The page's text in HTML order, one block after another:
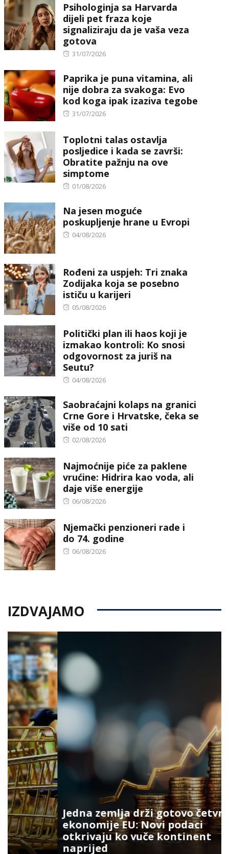
Psihologinja sa Harvarda
dijeli pet fraza koje
signaliziraju da je vaša veza
gotova
Posted
31/07/2026
Paprika je puna vitamina, ali
nije dobra za svakoga: Evo
kod koga ipak izaziva tegobe
Posted
31/07/2026
Toplotni talas ostavlja
posljedice i kada se završi:
Obratite pažnju na ove
simptome
Posted
01/08/2026
Na jesen moguće
poskupljenje hrane u Evropi
Posted
04/08/2026
Rođeni za uspjeh: Tri znaka
Zodijaka koja se posebno
ističu u karijeri
Posted
05/08/2026
Politički plan ili haos koji je
izmakao kontroli: Ko snosi
odgovornost za juriš na
Seutu?
Posted
04/08/2026
Saobraćajni kolaps na granici
Crne Gore i Hrvatske, čeka se
više od 10 sati
Posted
02/08/2026
Najmoćnije piće za paklene
vrućine: Hidrira kao voda, ali
daje više energije
Posted
06/08/2026
Njemački penzioneri rade i
do 74. godine
Posted
06/08/2026
IZDVAJAMO
Jedna zemlja drži gotovo četvrtinu
ekonomije EU: Novi podaci
otkrivaju ko vuče kontinent
naprijed